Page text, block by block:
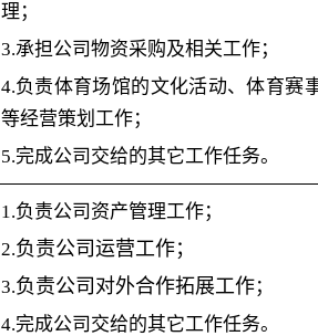
理；
3.承担公司物资采购及相关工作；
4.负责体育场馆的文化活动、体育赛
等经营策划工作；
5.完成公司交给的其它工作任务。
1.负责公司资产管理工作；
2.负责公司运营工作；
3.负责公司对外合作拓展工作；
4.完成公司交给的其它工作任务。